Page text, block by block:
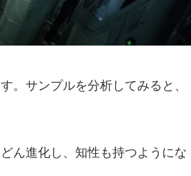
サンプルを分析してみると、
ん進化し、知性も持つようにな